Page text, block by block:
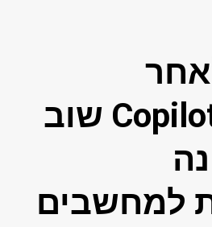
Copilot+, Nvidia שוב
למחשבים